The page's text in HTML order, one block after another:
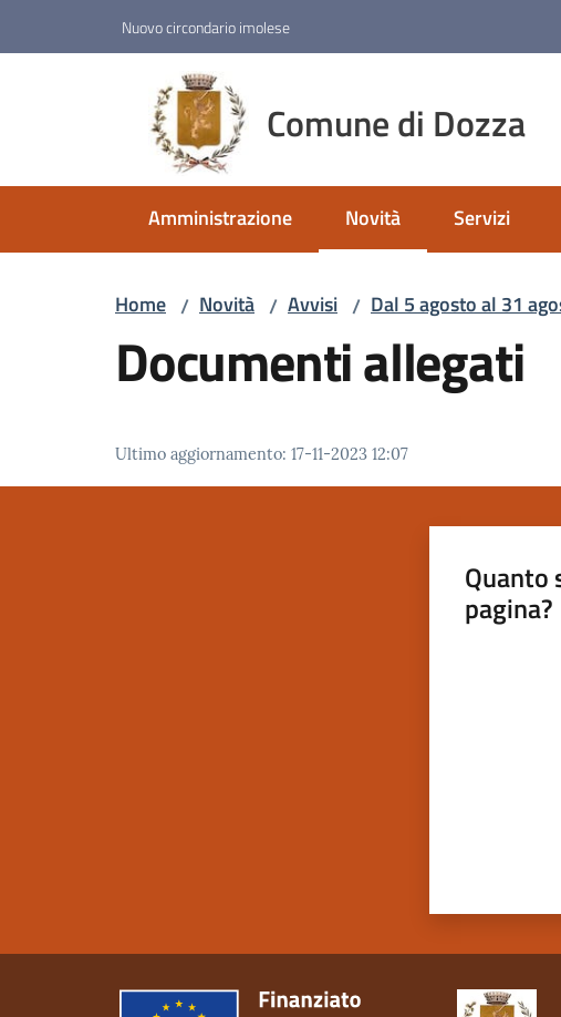
Nuovo circondario imolese
Comune di Dozza
Amministrazione Novità
Menu selezionato
Servizi
Home / Novità / Avvisi / Dal 5 agosto al 31
Documenti allegati
Ultimo aggiornamento: 17-11-2023 12:07
Quanto
pagina?